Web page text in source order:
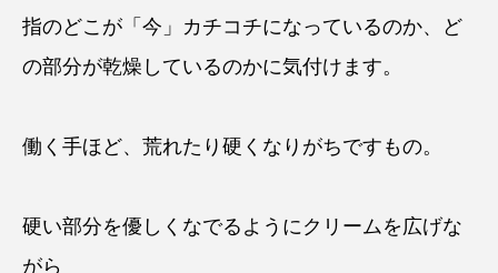
指のどこが「今」カチコチになっているのか、ど
の部分が乾燥しているのかに気付けます。
働く手ほど、荒れたり硬くなりがちですもの。
硬い部分を優しくなでるようにクリームを広げな
がら